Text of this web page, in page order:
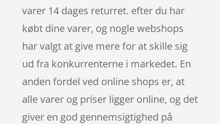
varer 14 dages returret. efter du har
købt dine varer, og nogle webshops
har valgt at give mere for at skille sig
ud fra konkurrenterne i markedet. En
anden fordel ved online shops er, at
alle varer og priser ligger online, og det
giver en god gennemsigtighed på